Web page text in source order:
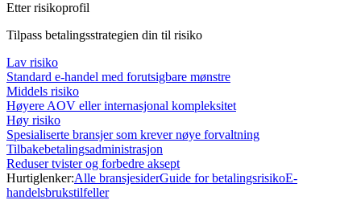
Etter risikoprofil
Tilpass betalingsstrategien din til risiko
Lav risiko
Standard e-handel med forutsigbare mønstre
Middels risiko
Høyere AOV eller internasjonal kompleksitet
Høy risiko
Spesialiserte bransjer som krever nøye forvaltning
Tilbakebetalingsadministrasjon
Reduser tvister og forbedre aksept
Hurtiglenker:Alle bransjesiderGuide for betalingsrisikoE-
handelsbrukstilfeller